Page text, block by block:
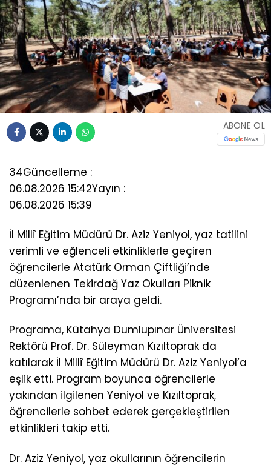
ABONE OL
34Güncelleme :
06.08.2026 15:42Yayın :
06.08.2026 15:39
İl Millî Eğitim Müdürü Dr. Aziz Yeniyol, yaz tatilini
verimli ve eğlenceli etkinliklerle geçiren
öğrencilerle Atatürk Orman Çiftliği’nde
düzenlenen Tekirdağ Yaz Okulları Piknik
Programı’nda bir araya geldi.
Programa, Kütahya Dumlupınar Üniversitesi
Rektörü Prof. Dr. Süleyman Kızıltoprak da
katılarak İl Millî Eğitim Müdürü Dr. Aziz Yeniyol’a
eşlik etti. Program boyunca öğrencilerle
yakından ilgilenen Yeniyol ve Kızıltoprak,
öğrencilerle sohbet ederek gerçekleştirilen
etkinlikleri takip etti.
Dr. Aziz Yeniyol, yaz okullarının öğrencilerin